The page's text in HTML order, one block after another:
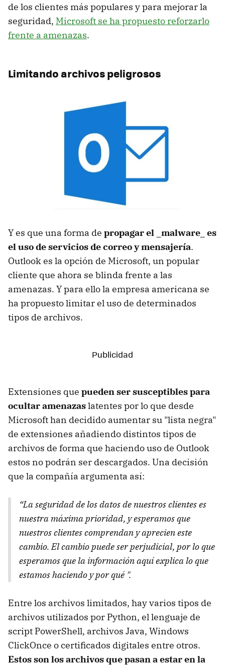
de los clientes más populares y para mejorar la
seguridad, Microsoft se ha propuesto reforzarlo
frente a amenazas.
Limitando archivos peligrosos
Y es que una forma de propagar el _malware_ es
el uso de servicios de correo y mensajería.
Outlook es la opción de Microsoft, un popular
cliente que ahora se blinda frente a las
amenazas. Y para ello la empresa americana se
ha propuesto limitar el uso de determinados
tipos de archivos.
Extensiones que pueden ser susceptibles para
ocultar amenazaslatentes por lo que desde
Microsoft han decidido aumentar su "lista negra"
de extensiones añadiendo distintos tipos de
archivos de forma que haciendo uso de Outlook
estos no podrán ser descargados. Una decisión
que la compañía argumenta así:
“La seguridad de los datos de nuestros clientes es
nuestra máxima prioridad, y esperamos que
nuestros clientes comprendan y aprecien este
cambio. El cambio puede ser perjudicial, por lo que
esperamos que la información aquí explica lo que
estamos haciendo y por qué ".
Entre los archivos limitados, hay varios tipos de
archivos utilizados por Python, el lenguaje de
script PowerShell, archivos Java, Windows
ClickOnce o certificados digitales entre otros.
Estos son los archivos que pasan a estar en la